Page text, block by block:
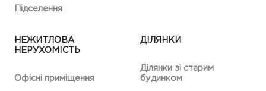
Підселення
НЕЖИТЛОВА
НЕРУХОМІСТЬ
Офісні приміщення
ДІЛЯНКИ
Ділянки зі старим
будинком